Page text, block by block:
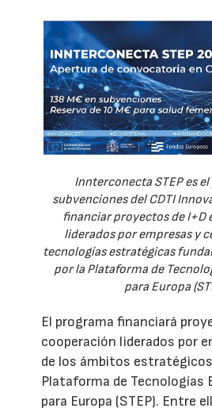
Innterconecta STEP es
subvenciones del CDTI
financiar proyectos de I+D
liderados por empresas y
tecnologías estratégicas
por la Plataforma de
para Europa
El programa financiará
cooperación liderados por
de los ámbitos
Plataforma de Tecnologías
para Europa (STEP). Entre